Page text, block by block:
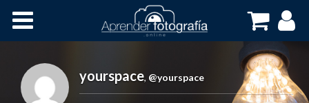
Cursos OnLine
yourspace, @yourspace